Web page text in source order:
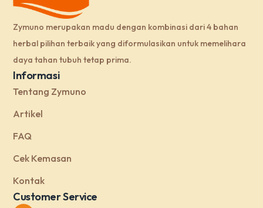
Zymuno merupakan madu dengan kombinasi dari 4 bahan
herbal pilihan terbaik yang diformulasikan untuk memelihara
daya tahan tubuh tetap prima.
Informasi
Tentang Zymuno
Artikel
FAQ
Cek Kemasan
Kontak
Customer Service